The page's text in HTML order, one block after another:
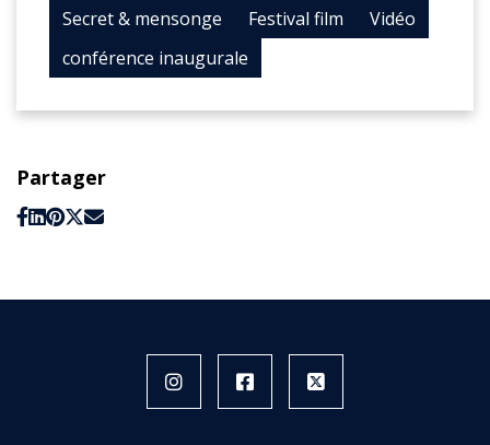
Secret & mensonge Festival film
Vidéo
conférence inaugurale
Partager
Instagram
Facebook
X